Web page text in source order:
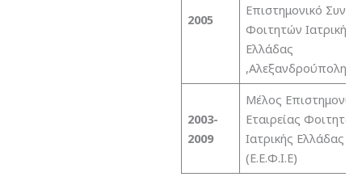
2005
Επιστημονικό
Φοιτητών Ιατρικής
Ελλάδας
,Αλεξανδρούπολη
2003-
2009
Μέλος
Εταιρείας Φοιτητών
Ιατρικής Ελλάδας
(Ε.Ε.Φ.Ι.Ε)